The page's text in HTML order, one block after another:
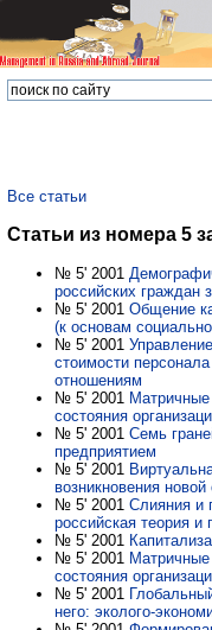
Все статьи
Статьи из номера 5
№ 5' 2001
российских граждан
№ 5' 2001 Общение
(к основам
№ 5' 2001
стоимости
отношениям
№ 5' 2001 Матричные
состояния
№ 5' 2001 Семь
предприятием
№ 5' 2001
возникновения
№ 5' 2001 Слияния и
российская теория и
№ 5' 2001
№ 5' 2001 Матричные
состояния
№ 5' 2001
него: эколого-